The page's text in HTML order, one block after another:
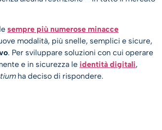
sempre più numerose minacce
modalità, più snelle, semplici e sicure,
. Per sviluppare soluzioni con cui operare
e in sicurezza le identità digitali,
ha deciso di rispondere.